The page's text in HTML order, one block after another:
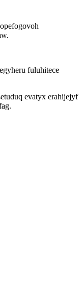
fuluhitece
evatyx erahijejyf